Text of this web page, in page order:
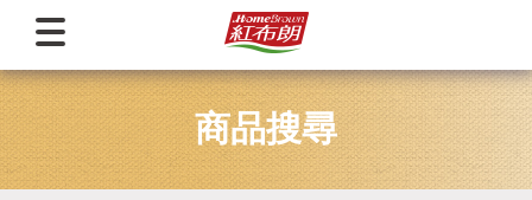
商品搜尋